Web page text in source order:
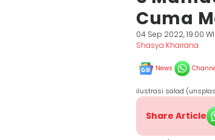
Cuma
04 Sep 2022, 19:00
Shasya Khairana
News
ilustrasi salad
Share Article